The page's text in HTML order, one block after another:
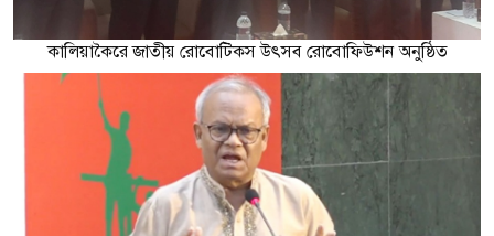
কালিয়াকৈরে জাতীয় রোবোটিকস উৎসব রোবোফিউশন অনুষ্ঠিত